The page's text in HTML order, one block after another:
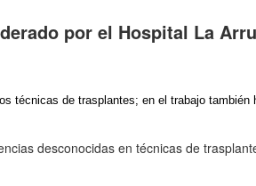
por el Hospital La
técnicas de trasplantes; en el trabajo
desconocidas en técnicas de